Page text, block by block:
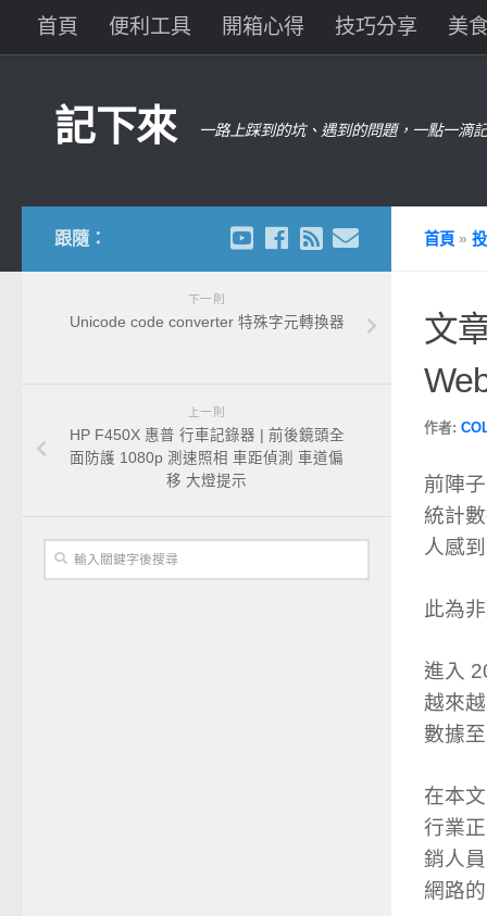
首頁 便利工具 開箱心得 技巧分享 美
記下來 一路上踩到的坑、遇到的問題，一點一滴
首頁 »
文
作者:
前陣
統計
人感
此為
進入
越來
數據
在本
行業
銷人
網路
跟隨：
下一則
Unicode code converter 特殊字元轉換器
上一則
HP F450X 惠普 行車記錄器 | 前後鏡頭全
面防護 1080p 測速照相 車距偵測 車道偏
移 大燈提示